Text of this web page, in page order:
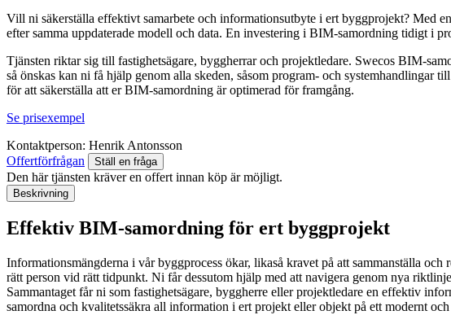
Vill ni säkerställa effektivt samarbete och informationsutbyte i ert byggprojekt? Med en
efter samma uppdaterade modell och data. En investering i BIM-samordning tidigt i
Tjänsten riktar sig till fastighetsägare, byggherrar och projektledare. Swecos BIM-
så önskas kan ni få hjälp genom alla skeden, såsom program- och
för att säkerställa att er BIM-samordning är optimerad för framgång.
Se prisexempel
Kontaktperson: Henrik Antonsson
Offertförfrågan
Ställ en fråga
Den här tjänsten kräver en offert innan köp är möjligt.
Beskrivning
Effektiv BIM-samordning för ert byggprojekt
Informationsmängderna i vår byggprocess ökar, likaså kravet på att sammanställa
rätt person vid rätt tidpunkt. Ni får dessutom hjälp med att navigera genom nya
Sammantaget får ni som fastighetsägare, byggherre eller projektledare en effektiv
samordna och kvalitetssäkra all information i ert projekt eller objekt på ett modernt